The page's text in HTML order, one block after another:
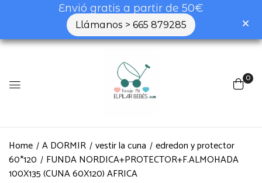
Envió gratis a partir de 50€
Llámanos > 665 879285
0
Home A DORMIR vestir la cuna
edredon y protector
60*120
FUNDA NORDICA+PROTECTOR+F.ALMOHADA
100X135 (CUNA 60X120) AFRICA